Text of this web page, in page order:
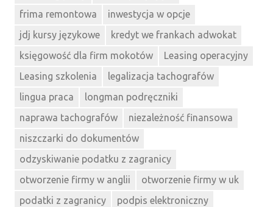
frima remontowa
inwestycja w opcje
jdj kursy językowe
kredyt we frankach adwokat
księgowość dla firm mokotów
Leasing operacyjny
Leasing szkolenia
legalizacja tachografów
lingua praca
longman podręczniki
naprawa tachografów
niezależność finansowa
niszczarki do dokumentów
odzyskiwanie podatku z zagranicy
otworzenie firmy w anglii
otworzenie firmy w uk
podatki z zagranicy
podpis elektroniczny